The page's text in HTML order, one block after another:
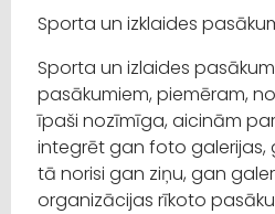
Sporta un izklaides
Sporta un izlaides
pasākumiem, piemēram,
īpaši nozīmīga, aicinām
integrēt gan foto galerijas,
tā norisi gan ziņu, gan
organizācijas rīkoto